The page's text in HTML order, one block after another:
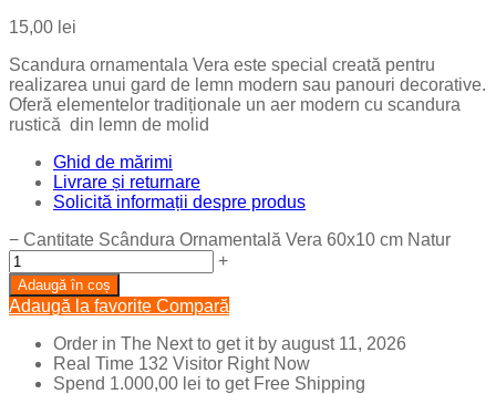
15,00 lei
Scandura ornamentala Vera este special creată pentru
realizarea unui gard de lemn modern sau panouri decorative.
Oferă elementelor tradiționale un aer modern cu scandura
rustică din lemn de molid
Ghid de mărimi
Livrare și returnare
Solicită informații despre produs
− Cantitate Scândura Ornamentală Vera 60x10 cm Natur
+
Adaugă în coș
Adaugă la favorite Compară
Order in The Nextto get it by august 11, 2026
Real Time 132 Visitor Right Now
Spend 1.000,00 lei to get Free Shipping